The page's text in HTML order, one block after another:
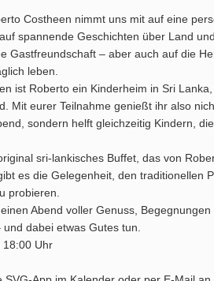
Costheen nimmt uns mit auf eine
spannende Geschichten über Land
Gastfreundschaft – aber auch auf die
leben.
ist Roberto ein Kinderheim in Sri
Mit eurer Teilnahme genießt ihr also
sondern helft gleichzeitig Kindern,
sri-lankisches Buffet, das von
es die Gelegenheit, den traditionellen
probieren.
Abend voller Genuss,
dabei etwas Gutes tun.
18:00 Uhr